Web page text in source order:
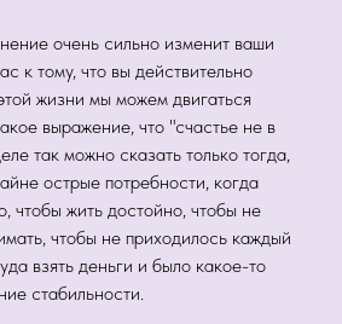
очень сильно изменит ваши
к тому, что вы действительно
жизни мы можем двигаться
выражение, что "счастье не в
так можно сказать только тогда,
острые потребности, когда
чтобы жить достойно, чтобы не
чтобы не приходилось каждый
взять деньги и было какое-то
стабильности.